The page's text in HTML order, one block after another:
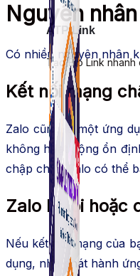
ATP Link
Tạo Bio Link
Nguyên
Có nhiều nguyên nhân
Kết nối mạng
Zalo cũng là một ứng
không hoạt động ổn
chập chờn Zalo có thể
Zalo bị lỗi hoặc
Nếu kết nối mạng của
dụng, nhà phát hành